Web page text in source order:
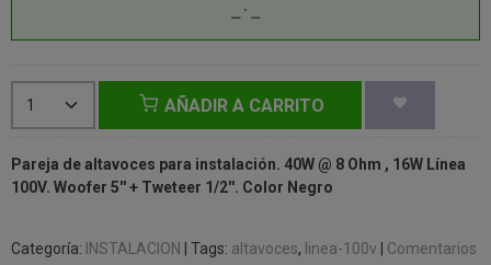
AÑADIR A CARRITO
Pareja de altavoces para instalación. 40W @ 8 Ohm , 16W Línea
100V. Woofer 5'' + Tweteer 1/2''. Color Negro
Categoría: INSTALACION Tags: altavoces linea-100v Comentarios